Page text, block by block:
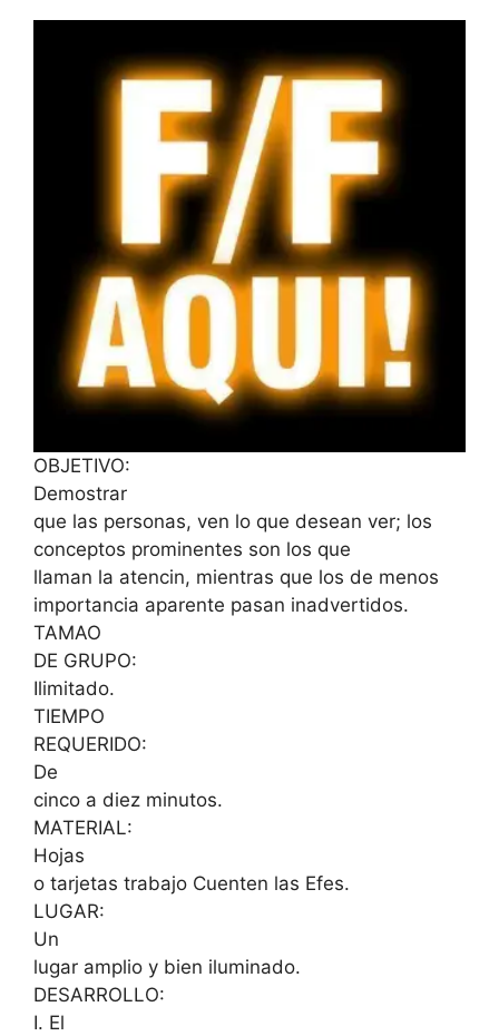
OBJETIVO:
Demostrar
que las personas, ven lo que desean ver; los
conceptos prominentes son los que
llaman la atencin, mientras que los de menos
importancia aparente pasan inadvertidos.
TAMAO
DE GRUPO:
Ilimitado.
TIEMPO
REQUERIDO:
De
cinco a diez minutos.
MATERIAL:
Hojas
o tarjetas trabajo Cuenten las Efes.
LUGAR:
Un
lugar amplio y bien iluminado.
DESARROLLO:
I. El